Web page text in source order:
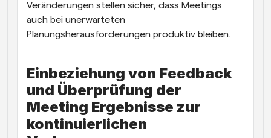
Veränderungen stellen sicher, dass Meetings
auch bei unerwarteten
Planungsherausforderungen produktiv bleiben.
Einbeziehung von Feedback
und Überprüfung der
Meeting Ergebnisse zur
kontinuierlichen